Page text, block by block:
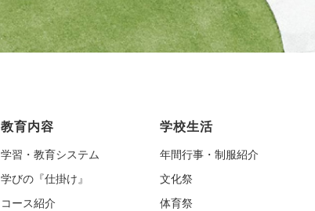
教育内容
学習・教育システム
学びの『仕掛け』
コース紹介
学校生活
年間行事・制服紹介
文化祭
体育祭